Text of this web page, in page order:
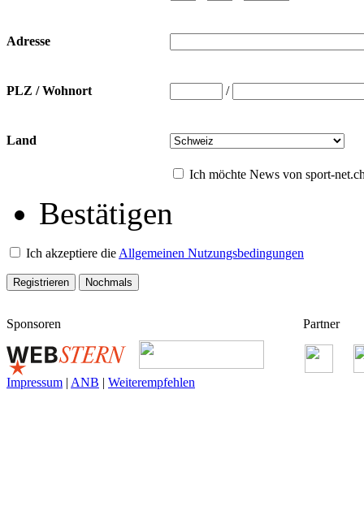
Adresse
PLZ / Wohnort /
Land
Ich möchte News von sport-
Bestätigen
Ich akzeptiere die Allgemeinen Nutzungsbedingungen
Sponsoren Partner
Impressum | ANB | Weiterempfehlen